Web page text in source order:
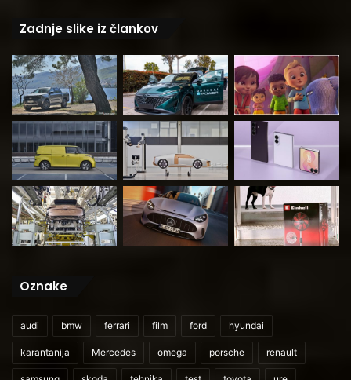
Zadnje slike iz člankov
Oznake
audi bmw ferrari film ford hyundai
karantanija Mercedes omega porsche renault